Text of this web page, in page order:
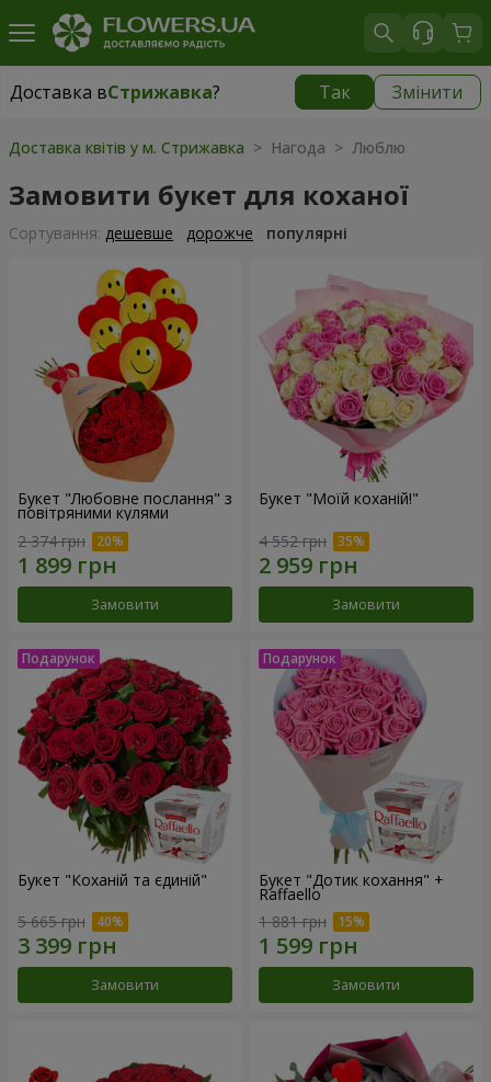
Доставка вСтрижавка? Так Змінити
Доставка вСтрижавка| безкоштовно
Доставка квітів у м. Стрижавка > Нагода > Люблю
Замовити букет для коханої
Сортування: дешевше дорожче популярні
Букет "Любовне послання" з
повітряними кулями
2 374 грн
Замовити
Букет "Моїй коханій!"
4 552 грн
Замовити
Букет "Коханій та єдиній"
5 665 грн
Замовити
Букет "Дотик кохання" +
Raffaello
1 881 грн
Замовити